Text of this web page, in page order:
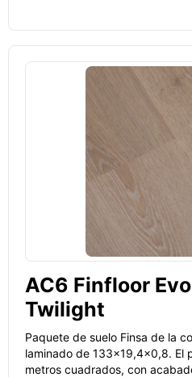
AC6 Finfloor
Twilight
Paquete de suelo Finsa de la
laminado de 133x19,4x0,8. El
metros cuadrados, con